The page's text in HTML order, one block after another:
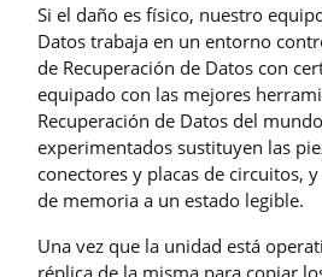
Si el daño es físico, nuestro
Datos trabaja en un entorno
de Recuperación de Datos con
equipado con las mejores
Recuperación de Datos del
experimentados sustituyen las
conectores y placas de circuitos,
de memoria a un estado legible.
Una vez que la unidad está
réplica de la misma para copiar